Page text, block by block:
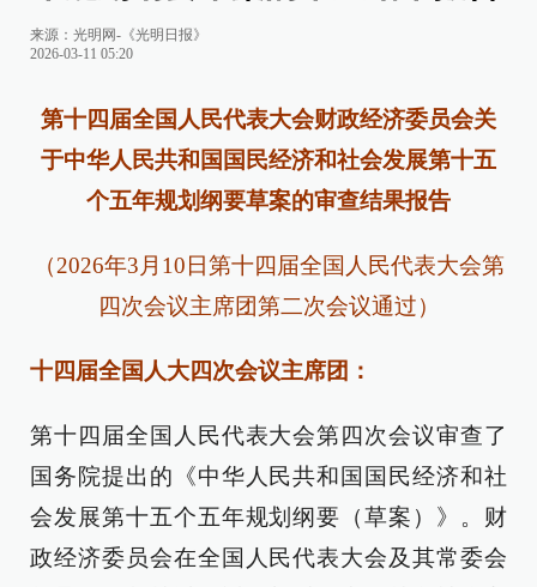
来源： 光明网-《光明日报》
2026-03-11 05:20
第十四届全国人民代表大会财政经济委员会关
于中华人民共和国国民经济和社会发展第十五
个五年规划纲要草案的审查结果报告
（2026年3月10日第十四届全国人民代表大会第
四次会议主席团第二次会议通过）
十四届全国人大四次会议主席团：
第十四届全国人民代表大会第四次会议审查了
国务院提出的《中华人民共和国国民经济和社
会发展第十五个五年规划纲要（草案）》。财
政经济委员会在全国人民代表大会及其常委会